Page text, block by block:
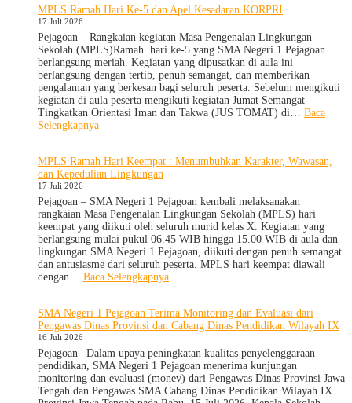
Tahun
Pelajaran
2026/2027
1
Gelar
Penerimaan
Tamu
Ambalan
dan
Wira
untuk
Pengabdian,
MPLS Ramah Hari Ke-5 dan Apel Kesadaran KORPRI
17 Juli 2026
Pejagoan – Rangkaian kegiatan Masa Pengenalan Lingkungan
Sekolah (MPLS)Ramah hari ke-5 yang SMA Negeri 1 Pejagoan
berlangsung meriah. Kegiatan yang dipusatkan di aula ini
berlangsung dengan tertib, penuh semangat, dan memberikan
pengalaman yang berkesan bagi seluruh peserta. Sebelum mengikuti
kegiatan di aula peserta mengikuti kegiatan Jumat Semangat
Tingkatkan Orientasi Iman dan Takwa (JUS TOMAT) di… Baca
Selengkapnya:
Hari
Ke-
dan
Apel
Kesadaran
KORPRI
MPLS Ramah Hari Keempat : Menumbuhkan Karakter, Wawasan,
dan Kepedulian Lingkungan
17 Juli 2026
Pejagoan – SMA Negeri 1 Pejagoan kembali melaksanakan
rangkaian Masa Pengenalan Lingkungan Sekolah (MPLS) hari
keempat yang diikuti oleh seluruh murid kelas X. Kegiatan yang
berlangsung mulai pukul 06.45 WIB hingga 15.00 WIB di aula dan
lingkungan SMA Negeri 1 Pejagoan, diikuti dengan penuh semangat
dan antusiasme dari seluruh peserta. MPLS hari keempat diawali
dengan… Baca Selengkapnya:
Hari
Keempat
Menumbuhkan
Karakter,
Wawasan,
dan
SMA Negeri 1 Pejagoan Terima Monitoring dan Evaluasi dari
Pengawas Dinas Provinsi dan Cabang Dinas Pendidikan Wilayah IX
16 Juli 2026
Pejagoan– Dalam upaya peningkatan kualitas penyelenggaraan
pendidikan, SMA Negeri 1 Pejagoan menerima kunjungan
monitoring dan evaluasi (monev) dari Pengawas Dinas Provinsi Jawa
Tengah dan Pengawas SMA Cabang Dinas Pendidikan Wilayah IX